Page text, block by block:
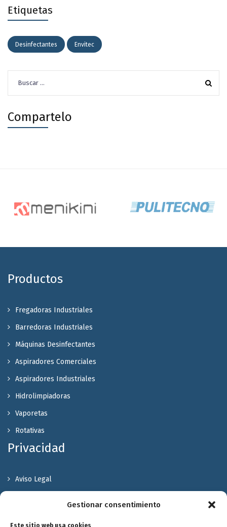
Gestionar consentimiento
Este sitio web usa cookies
Etiquetas
Desinfectantes Envitec
Compartelo
Productos
Fregadoras Industriales
Barredoras Industriales
Máquinas Desinfectantes
Aspiradores Comerciales
Aspiradores Industriales
Hidrolimpiadoras
Vaporetas
Rotativas
Privacidad
Aviso Legal